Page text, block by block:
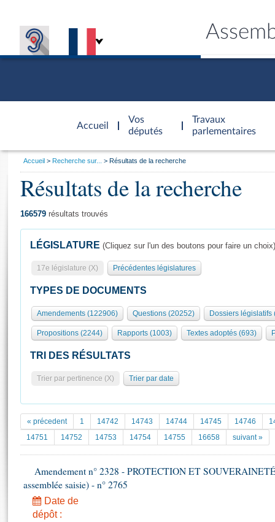
Accueil
d'accueil
Vos
députés
Travaux
parlementaires
Présidence
577 députés
Groupes politiques
Séance publique
Commissions et autres organes
Europe et International
Pétitions
Documents parlementaires
Projets de loi
Propositions de loi
Amendements
Textes adoptés
Général
Rôle et pouvoirs de l'Assemblée
Organisation de l'Assemblée
Présidence Conférence des Présidents Bureau Collège des
Statistiques et chiffres clés
Documents de référence
( Constitution | Règlement de l'Assemblée ... )
Histoire
Juniors
Anciennes législatures
Visiter l'Assemblée
Visite virtuelle du palais Bourbon
Assister à une séance
La Bibliothèque
Les archives
Photos libres de droit
Vous
Accueil Recherche sur... Résultats de la recherche
Résultats de la recherche
166579 résultats trouvés
LÉGISLATURE (Cliquez sur l'un des boutons pour faire un choix)
17e législature (X) Précédentes législatures
TYPES DE DOCUMENTS
Amendements (122906) Questions (20252) Dossiers législatifs
Propositions (2244) Rapports (1003) Textes adoptés (693)
TRI DES RÉSULTATS
Trier par pertinence (X) Trier par date
« précedent 1 14742 14743 14744 14745 14746
14751
14752 14753 14754 14755 16658 suivant »
Amendement n° 2328 - PROTECTION ET
assemblée saisie) - n° 2765
Date de
dépôt :